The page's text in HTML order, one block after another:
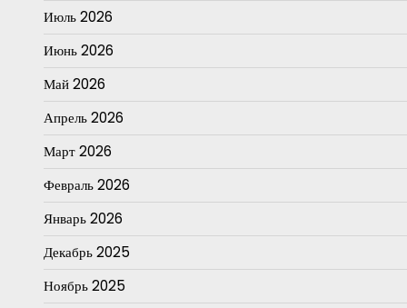
Июль 2026
Июнь 2026
Май 2026
Апрель 2026
Март 2026
Февраль 2026
Январь 2026
Декабрь 2025
Ноябрь 2025